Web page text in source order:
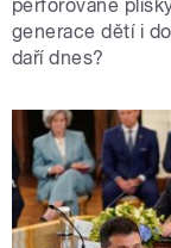
perforované
generace dětí i
daří dnes?